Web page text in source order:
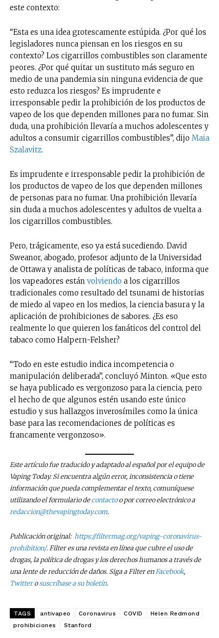
No te pierdas de las
últimas noticias
recibe todas las noticias del vapeo y la
reducción de daños en tu correo
electrónico.
Subscribe to our daily clipping and
receive all the news of vaping and
tobacco harm reduction in your email.
este contexto:
“Esta es una idea grotescamente estúpida. ¿Por qué los
legisladores nunca piensan en los riesgos en su
contexto? Los cigarrillos combustibles son claramente
peores. ¿Por qué quitar un sustituto más seguro en
medio de una pandemia sin ninguna evidencia de que
esto reduzca los riesgos? Es imprudente e
irresponsable pedir la prohibición de los productos de
vapeo de los que dependen millones para no fumar. Sin
duda, una prohibición llevaría a muchos adolescentes y
adultos a consumir cigarrillos combustibles”, dijo Maia
Szalavitz.
Es imprudente e irresponsable pedir la prohibición de
los productos de vapeo de los que dependen millones
de personas para no fumar. Una prohibición llevaría
sin duda a muchos adolescentes y adultos de vuelta a
los cigarrillos combustibles.
Pero, trágicamente, eso ya está sucediendo. David
Sweanor, abogado, profesor adjunto de la Universidad
de Ottawa y analista de políticas de tabaco, informa que
los vapeadores están volviendo a los cigarrillos
tradicionales como resultado del tsunami de historias
de miedo al vapeo en los medios, la ciencia basura y la
aplicación de prohibiciones de sabores. ¿Es eso
realmente lo que quieren los fanáticos del control del
tabaco como Halpern-Felsher?
“Todo en este estudio indica incompetencia o
manipulación deliberada”, concluyó Minton. «Que esto
se haya publicado es vergonzoso para la ciencia, pero
el hecho de que algunos estén usando este único
estudio y sus hallazgos inverosímiles como la única
base para las recomendaciones de políticas es
francamente vergonzoso».
Este artículo fue traducido y adaptado al español por el equipo de
Vaping Today. Si encuentra algún error, inconsistencia o tiene
información que pueda complementar el texto, comuníquese
utilizando el formulario decontactoo por correo electrónico a
redaccion@thevapingtoday.com.
Publicación original: https://filtermag.org/vaping-coronavirus-
prohibition/. Filter es una revista en línea que cubre el uso de
drogas, la política de drogas y los derechos humanos a través de
una lente de reducción de daños. Siga a Filter enFacebook,
Twitterosuscríbase a su boletín.
TAGS antivapeo Coronavirus COVID
Helen Redmond
prohibiciones
Stanford